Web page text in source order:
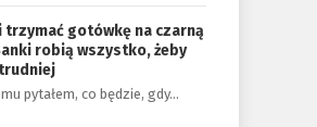
trzymać gotówkę na czarną
robią wszystko, żeby
pytałem, co będzie, gdy…